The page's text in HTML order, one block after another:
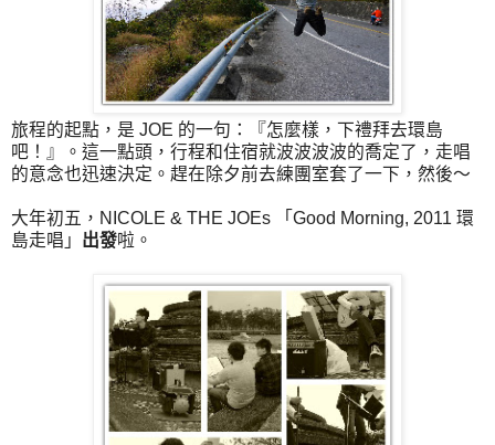
旅程的起點，是 JOE 的一句：『怎麼樣，下禮拜去環島
吧！』。這一點頭，行程和住宿就波波波波的喬定了，走唱
的意念也迅速決定。趕在除夕前去練團室套了一下，然後～
大年初五，NICOLE & THE JOEs 「Good Morning, 2011 環
島走唱」 出發啦。